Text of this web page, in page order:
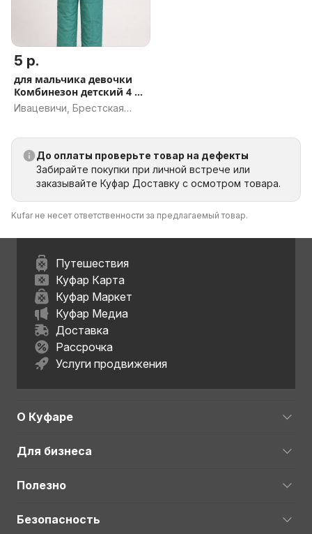
5 р.
для мальчика девочки
Комбинезон детский 4 5
лет
Ивацевичи, Брестская
До оплаты проверьте товар на дефекты
Забирайте покупки при личной встрече или
заказывайте Куфар Доставку с осмотром товара.
Kufar не несет ответственности за предлагаемый товар.
Путешествия
Куфар Карта
Куфар Маркет
Куфар Медиа
Доставка
Рассрочка
Услуги продвижения
О Куфаре
Для бизнеса
Полезно
Безопасность